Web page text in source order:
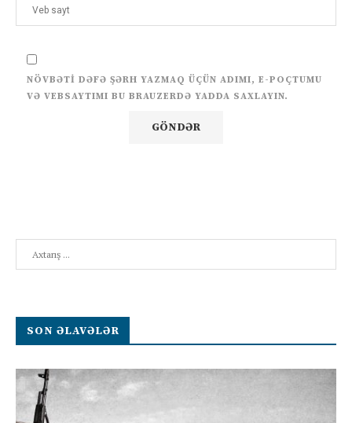
NÖVBƏTI DƏFƏ ŞƏRH YAZMAQ ÜÇÜN ADIMI, E-POÇTUMU
VƏ VEBSAYTIMI BU BRAUZERDƏ YADDA SAXLAYIN.
SON ƏLAVƏLƏR